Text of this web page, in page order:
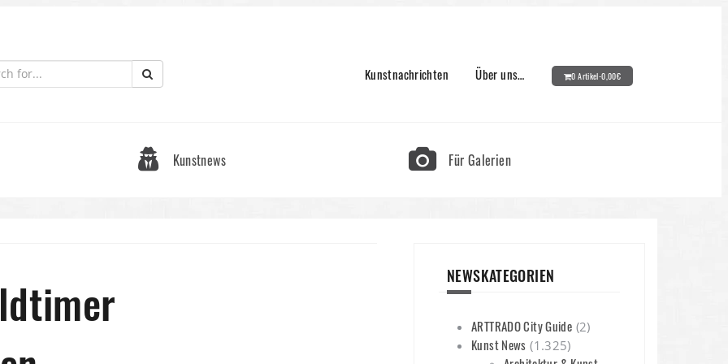
Kunstnachrichten Über uns… 0 Artikel-0,00€
Kunstnews Für Galerien
NEWSKATEGORIEN
ARTTRADO City Guide (2)
Kunst News (1.325)